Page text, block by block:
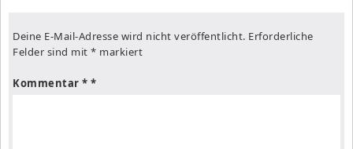
Deine E-Mail-Adresse wird nicht veröffentlicht. Erforderliche
Felder sind mit * markiert
Kommentar *